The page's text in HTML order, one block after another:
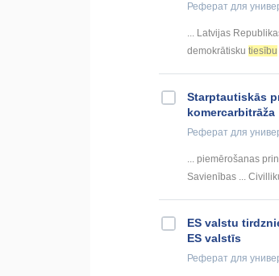
Реферат для
... Latvijas
demokrātisku tiesību
Starptautiskās
komercarbitrāža
Реферат для
... piemērošanas
Savienības ...
ES valstu
ES valstīs
Реферат для